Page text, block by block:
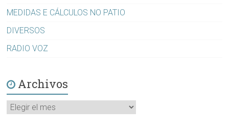
MEDIDAS E CÁLCULOS NO PATIO
DIVERSOS
RADIO VOZ
Archivos
Archivos